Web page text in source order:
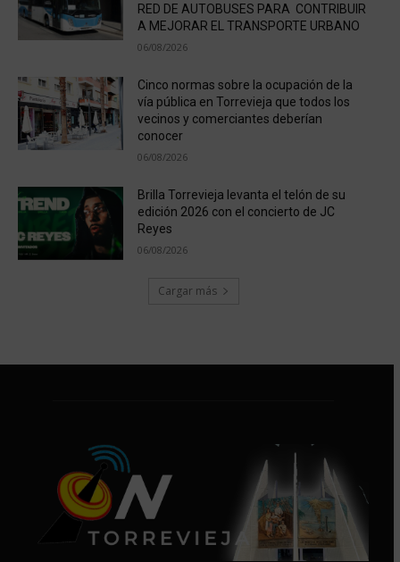
RED DE AUTOBUSES PARA CONTRIBUIR
A MEJORAR EL TRANSPORTE URBANO
06/08/2026
Cinco normas sobre la ocupación de la
vía pública en Torrevieja que todos los
vecinos y comerciantes deberían
conocer
06/08/2026
Brilla Torrevieja levanta el telón de su
edición 2026 con el concierto de JC
Reyes
06/08/2026
Cargar más